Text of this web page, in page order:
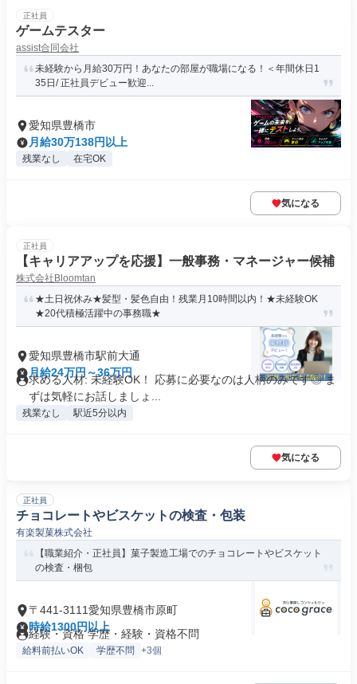
正社員
ゲームテスター
assist合同会社
未経験から月給30万円！あなたの部屋が職場になる！＜年間休日1
35日/ 正社員デビュー歓迎...
愛知県豊橋市
月給30万138円以上
残業なし 在宅OK
気になる
正社員
【キャリアアップを応援】一般事務・マネージャー候補
株式会社Bloomtan
★土日祝休み★髪型・髪色自由！残業月10時間以内！★未経験OK
★20代積極活躍中の事務職★
愛知県豊橋市駅前大通
月給24万円～36万円
求める人材: 未経験OK！ 応募に必要なのは人柄のみです◎ ま
ずは気軽にお話しましょ...
残業なし 駅近5分以内
気になる
正社員
チョコレートやビスケットの検査・包装
有楽製菓株式会社
【職業紹介・正社員】菓子製造工場でのチョコレートやビスケット
の検査・梱包
〒441-3111愛知県豊橋市原町
時給1300円以上
経験・資格 学歴・経験・資格不問
給料前払いOK 学歴不問 +3個